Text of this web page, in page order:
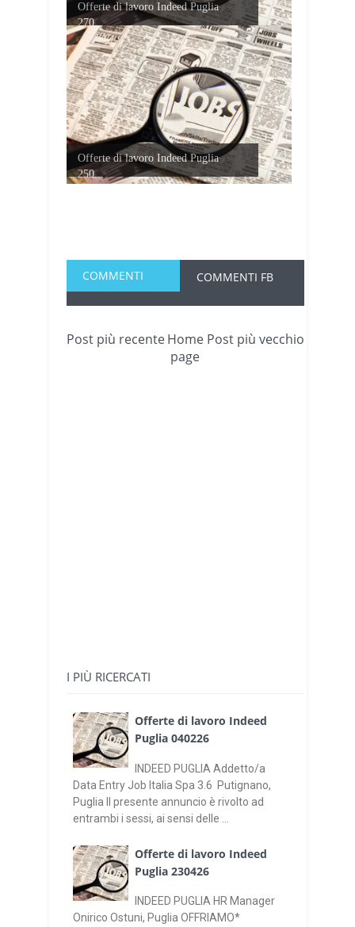
Offerte di lavoro Indeed Puglia
270...
Offerte di lavoro Indeed Puglia
250...
COMMENTI COMMENTI FB
Post più recente Post più vecchio
Home
page
I PIÙ RICERCATI
Offerte di lavoro Indeed
Puglia 040226
INDEED PUGLIA Addetto/a
Data Entry Job Italia Spa 3.6 Putignano,
Puglia Il presente annuncio è rivolto ad
entrambi i sessi, ai sensi delle ...
Offerte di lavoro Indeed
Puglia 230426
INDEED PUGLIA HR Manager
Onirico Ostuni, Puglia OFFRIAMO*